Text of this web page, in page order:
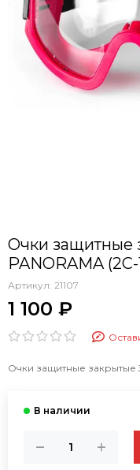
Очки защитные
PANORAMA (2С-
Артикул: 21107
1 100 ₽
Очки защитные закрытые